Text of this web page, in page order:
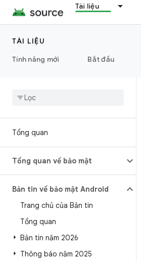
Tài liệu
TÀI LIỆU
Tính năng mới
Bắt đầu
Tổng quan
Tổng quan về bảo mật
Bản tin về bảo mật Android
Trang chủ của Bản tin
Tổng quan
Bản tin năm 2026
Thông báo năm 2025